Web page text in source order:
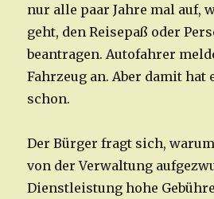
nur alle paar Jahre mal auf,
geht, den Reisepaß oder
beantragen. Autofahrer
Fahrzeug an. Aber damit hat
schon.
Der Bürger fragt sich,
von der Verwaltung
Dienstleistung hohe